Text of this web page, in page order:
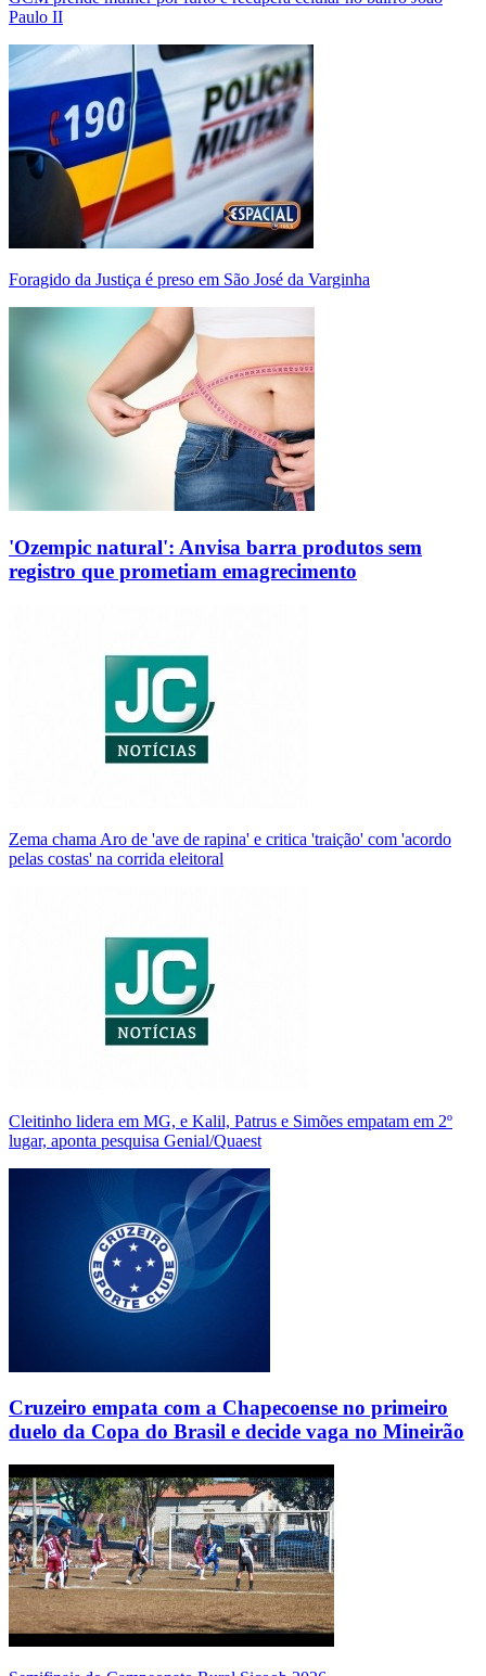
Paulo II
Foragido da Justiça é preso em São José da Varginha
'Ozempic natural': Anvisa barra produtos sem
registro que prometiam emagrecimento
Zema chama Aro de 'ave de rapina' e critica 'traição' com 'acordo
pelas costas' na corrida eleitoral
Cleitinho lidera em MG, e Kalil, Patrus e Simões empatam em 2º
lugar, aponta pesquisa Genial/Quaest
Cruzeiro empata com a Chapecoense no primeiro
duelo da Copa do Brasil e decide vaga no Mineirão